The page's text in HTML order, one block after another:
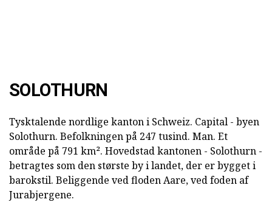
SOLOTHURN
Tysktalende nordlige kanton i Schweiz. Capital - byen
Solothurn. Befolkningen på 247 tusind. Man. Et
område på 791 km². Hovedstad kantonen - Solothurn -
betragtes som den største by i landet, der er bygget i
barokstil. Beliggende ved floden Aare, ved foden af
Jurabjergene.